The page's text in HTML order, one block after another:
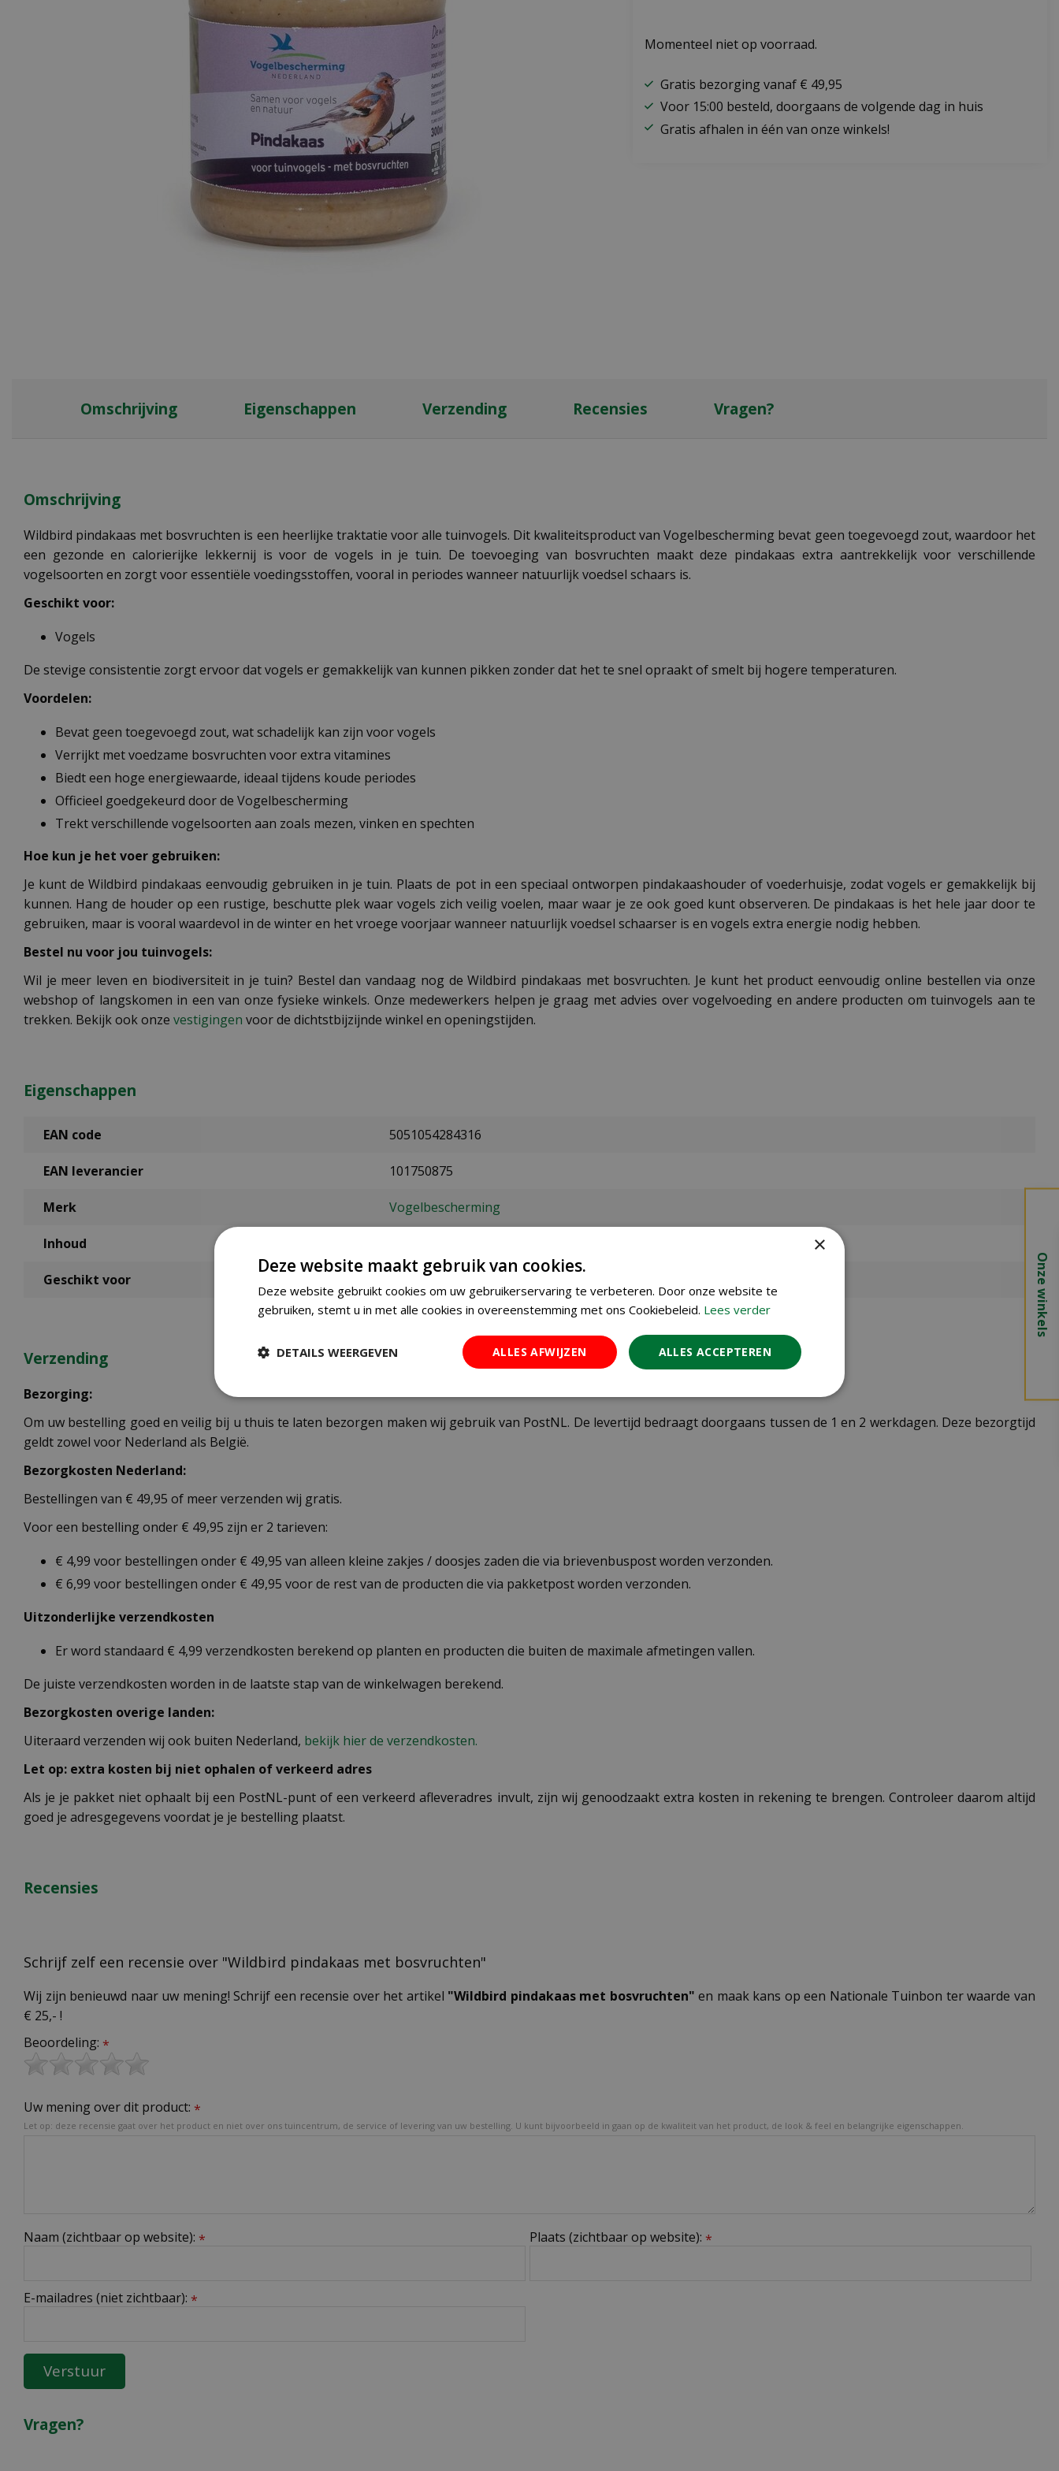
Momenteel niet op voorraad.
Gratis bezorging vanaf € 49,95
Voor 15:00 besteld, doorgaans de volgende dag in huis
Gratis afhalen in één van onze winkels!
Omschrijving Eigenschappen Verzending Recensies Vragen?
Omschrijving
Wildbird pindakaas met bosvruchten is een heerlijke traktatie voor alle tuinvogels. Dit kwaliteitsproduct van Vogelbescherming bevat geen toegevoegd zout, waardoor het
een gezonde en calorierijke lekkernij is voor de vogels in je tuin. De toevoeging van bosvruchten maakt deze pindakaas extra aantrekkelijk voor verschillende
vogelsoorten en zorgt voor essentiële voedingsstoffen, vooral in periodes wanneer natuurlijk voedsel schaars is.
Geschikt voor:
Vogels
De stevige consistentie zorgt ervoor dat vogels er gemakkelijk van kunnen pikken zonder dat het te snel opraakt of smelt bij hogere temperaturen.
Voordelen:
Bevat geen toegevoegd zout, wat schadelijk kan zijn voor vogels
Verrijkt met voedzame bosvruchten voor extra vitamines
Biedt een hoge energiewaarde, ideaal tijdens koude periodes
Officieel goedgekeurd door de Vogelbescherming
Trekt verschillende vogelsoorten aan zoals mezen, vinken en spechten
Hoe kun je het voer gebruiken:
Je kunt de Wildbird pindakaas eenvoudig gebruiken in je tuin. Plaats de pot in een speciaal ontworpen pindakaashouder of voederhuisje, zodat vogels er gemakkelijk bij
kunnen. Hang de houder op een rustige, beschutte plek waar vogels zich veilig voelen, maar waar je ze ook goed kunt observeren. De pindakaas is het hele jaar door te
gebruiken, maar is vooral waardevol in de winter en het vroege voorjaar wanneer natuurlijk voedsel schaarser is en vogels extra energie nodig hebben.
Bestel nu voor jou tuinvogels:
Wil je meer leven en biodiversiteit in je tuin? Bestel dan vandaag nog de Wildbird pindakaas met bosvruchten. Je kunt het product eenvoudig online bestellen via onze
webshop of langskomen in een van onze fysieke winkels. Onze medewerkers helpen je graag met advies over vogelvoeding en andere producten om tuinvogels aan te
trekken. Bekijk ook onze vestigingen voor de dichtstbijzijnde winkel en openingstijden.
Eigenschappen
EAN code 5051054284316
EAN leverancier 101750875
Merk Vogelbescherming
Inhoud
Geschikt voor vogels
Verzending
Bezorging:
Om uw bestelling goed en veilig bij u thuis te laten bezorgen maken wij gebruik van PostNL. De levertijd bedraagt doorgaans tussen de 1 en 2 werkdagen. Deze bezorgtijd
geldt zowel voor Nederland als België.
Bezorgkosten Nederland:
Bestellingen van € 49,95 of meer verzenden wij gratis.
Voor een bestelling onder € 49,95 zijn er 2 tarieven:
€ 4,99 voor bestellingen onder € 49,95 van alleen kleine zakjes / doosjes zaden die via brievenbuspost worden verzonden.
€ 6,99 voor bestellingen onder € 49,95 voor de rest van de producten die via pakketpost worden verzonden.
Uitzonderlijke verzendkosten
Er word standaard € 4,99 verzendkosten berekend op planten en producten die buiten de maximale afmetingen vallen.
De juiste verzendkosten worden in de laatste stap van de winkelwagen berekend.
Bezorgkosten overige landen:
Uiteraard verzenden wij ook buiten Nederland, bekijk hier de verzendkosten.
Let op: extra kosten bij niet ophalen of verkeerd adres
Als je je pakket niet ophaalt bij een PostNL-punt of een verkeerd afleveradres invult, zijn wij genoodzaakt extra kosten in rekening te brengen. Controleer daarom altijd
goed je adresgegevens voordat je je bestelling plaatst.
Recensies
Schrijf zelf een recensie over "Wildbird pindakaas met bosvruchten"
Wij zijn benieuwd naar uw mening! Schrijf een recensie over het artikel "Wildbird pindakaas met bosvruchten" en maak kans op een Nationale Tuinbon ter waarde van
€ 25,- !
Beoordeling: *
Uw mening over dit product: *
Let op: deze recensie gaat over het product en niet over ons tuincentrum, de service of levering van uw bestelling. U kunt bijvoorbeeld in gaan op de kwaliteit van het product, de look & feel en belangrijke eigenschappen.
Naam (zichtbaar op website): * Plaats (zichtbaar op website): *
E-mailadres (niet zichtbaar): *
Vragen?
Onze winkels
×
Deze website maakt gebruik van cookies.
Deze website gebruikt cookies om uw gebruikerservaring te verbeteren. Door onze website te
gebruiken, stemt u in met alle cookies in overeenstemming met ons Cookiebeleid. Lees verder
ALLES ACCEPTEREN
ALLES AFWIJZEN
DETAILS WEERGEVEN